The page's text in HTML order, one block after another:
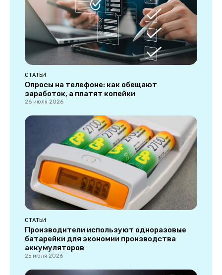
СТАТЬИ
Опросы на телефоне: как обещают
заработок, а платят копейки
26 июля 2026
СТАТЬИ
Производители используют одноразовые
батарейки для экономии производства
аккумуляторов
25 июля 2026